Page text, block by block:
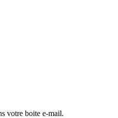
votre boite e-mail.